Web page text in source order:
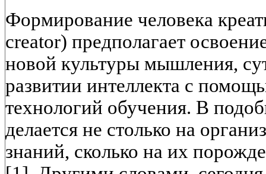
Формирование человека
creator) предполагает
новой культуры мышления,
развитии интеллекта с
технологий обучения. В
делается не столько на
знаний, сколько на их